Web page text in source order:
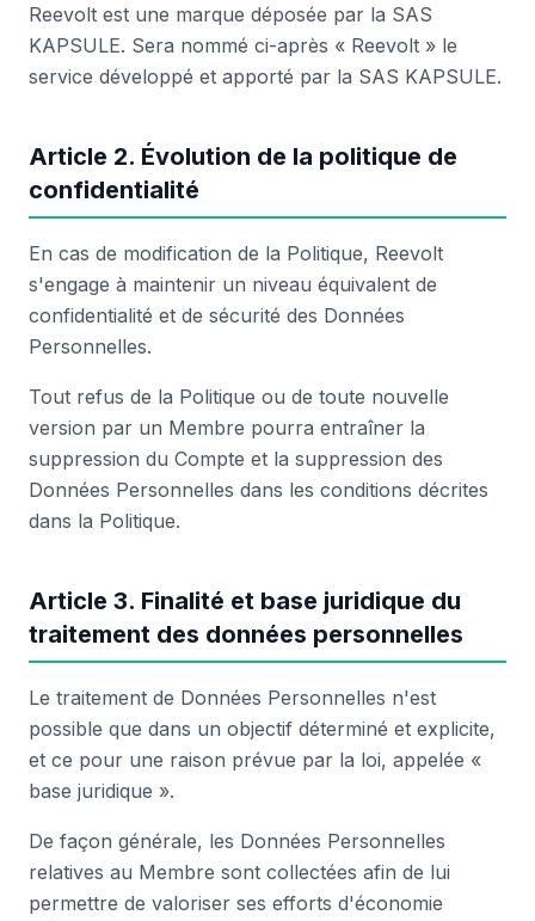
Reevolt est une marque déposée par la SAS
KAPSULE. Sera nommé ci-après « Reevolt » le
service développé et apporté par la SAS KAPSULE.
Article 2. Évolution de la politique de
confidentialité
En cas de modification de la Politique, Reevolt
s'engage à maintenir un niveau équivalent de
confidentialité et de sécurité des Données
Personnelles.
Tout refus de la Politique ou de toute nouvelle
version par un Membre pourra entraîner la
suppression du Compte et la suppression des
Données Personnelles dans les conditions décrites
dans la Politique.
Article 3. Finalité et base juridique du
traitement des données personnelles
Le traitement de Données Personnelles n'est
possible que dans un objectif déterminé et explicite,
et ce pour une raison prévue par la loi, appelée «
base juridique ».
De façon générale, les Données Personnelles
relatives au Membre sont collectées afin de lui
permettre de valoriser ses efforts d'économie